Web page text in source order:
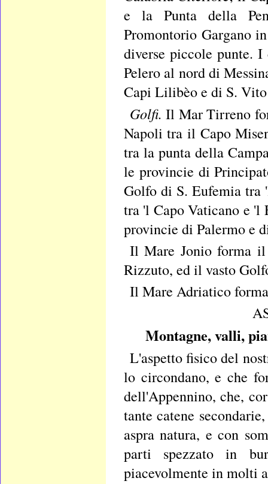
e la Punta della
Promontorio Gargano
diverse piccole punte.
Pelero al nord di
Capi Lilibèo e di S.
Golfi.Il Mar Tirreno
Napoli tra il Capo
tra la punta della
le provincie di
Golfo di S. Eufemia
tra 'l Capo Vaticano e 'l
provincie di Palermo e
Il Mare Jonio forma
Rizzuto, ed il vasto
Il Mare Adriatico
Montagne, valli,
L'aspettofisico del
lo circondano, e che
dell'Appennino, che,
tante catene
aspra natura, e con
parti spezzato in
piacevolmente in molti